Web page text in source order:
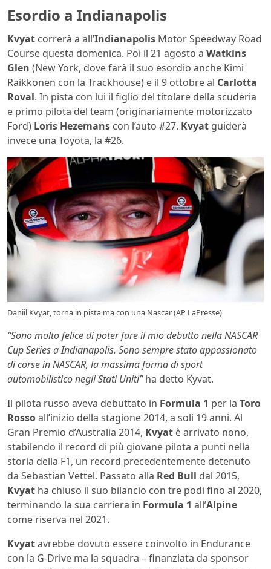
Esordio a Indianapolis
Kvyat correrà a all’Indianapolis Motor Speedway Road
Course questa domenica. Poi il 21 agosto a Watkins
Glen (New York, dove farà il suo esordio anche Kimi
Raikkonen con la Trackhouse) e il 9 ottobre al Carlotta
Roval. In pista con lui il figlio del titolare della scuderia
e primo pilota del team (originariamente motorizzato
Ford) Loris Hezemans con l’auto #27. Kvyat guiderà
invece una Toyota, la #26.
Daniil Kvyat, torna in pista ma con una Nascar (AP LaPresse)
“Sono molto felice di poter fare il mio debutto nella NASCAR
Cup Series a Indianapolis. Sono sempre stato appassionato
di corse in NASCAR, la massima forma di sport
automobilistico negli Stati Uniti”ha detto Kyvat.
Il pilota russo aveva debuttato in Formula 1 per la Toro
Rossoall’inizio della stagione 2014, a soli 19 anni. Al
Gran Premio d’Australia 2014, Kvyat è arrivato nono,
stabilendo il record di più giovane pilota a punti nella
storia della F1, un record precedentemente detenuto
da Sebastian Vettel. Passato alla Red Bull dal 2015,
Kvyat ha chiuso il suo bilancio con tre podi fino al 2020,
terminando la sua carriera in Formula 1 all’Alpine
come riserva nel 2021.
Kvyatavrebbe dovuto essere coinvolto in Endurance
con la G-Drive ma la squadra – finanziata da sponsor